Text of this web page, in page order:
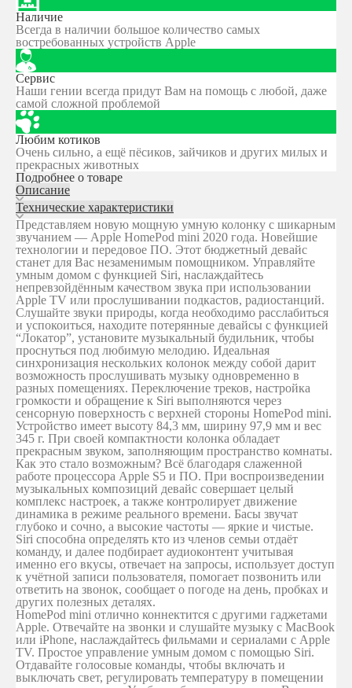
Наличие
Всегда в наличии большое количество самых
востребованных устройств Apple
Сервис
Наши гении всегда придут Вам на помощь с любой, даже
самой сложной проблемой
Любим котиков
Очень сильно, а ещё пёсиков, зайчиков и других милых и
прекрасных животных
Подробнее о товаре
Описание
Технические характеристики
Представляем новую мощную умную колонку с шикарным
звучанием — Apple HomePod mini 2020 года. Новейшие
технологии и передовое ПО. Этот бюджетный девайс
станет для Вас незаменимым помощником. Управляйте
умным домом с функцией Siri, наслаждайтесь
непревзойдённым качеством звука при использовании
Apple TV или прослушивании подкастов, радиостанций.
Слушайте звуки природы, когда необходимо расслабиться
и успокоиться, находите потерянные девайсы с функцией
“Локатор”, установите музыкальный будильник, чтобы
проснуться под любимую мелодию. Идеальная
синхронизация нескольких колонок между собой дарит
возможность прослушивать музыку одновременно в
разных помещениях. Переключение треков, настройка
громкости и обращение к Siri выполняются через
сенсорную поверхность с верхней стороны HomePod mini.
Устройство имеет высоту 84,3 мм, ширину 97,9 мм и вес
345 г. При своей компактности колонка обладает
прекрасным звуком, заполняющим пространство комнаты.
Как это стало возможным? Всё благодаря слаженной
работе процессора Apple S5 и ПО. При воспроизведении
музыкальных композиций девайс совершает целый
комплекс настроек, а также контролирует движение
динамика в режиме реального времени. Басы звучат
глубоко и сочно, а высокие частоты — яркие и чистые.
Siri способна определять кто из членов семьи отдаёт
команду, и далее подбирает аудиоконтент учитывая
именно его вкусы, отвечает на запросы, использует доступ
к учётной записи пользователя, помогает позвонить или
ответить на звонок, сообщает о погоде на день, пробках и
других полезных деталях.
HomePod mini отлично коннектится с другими гаджетами
Apple. Отвечайте на звонки и слушайте музыку с MacBook
или iPhone, наслаждайтесь фильмами и сериалами с Apple
TV. Простое управление умным домом с помощью Siri.
Отдавайте голосовые команды, чтобы включать и
выключать свет, регулировать температуру в помещении